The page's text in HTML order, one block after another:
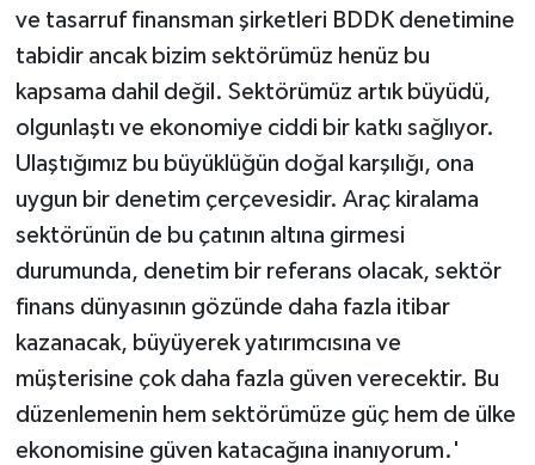
ve tasarruf finansman şirketleri BDDK denetimine
tabidir ancak bizim sektörümüz henüz bu
kapsama dahil değil. Sektörümüz artık büyüdü,
olgunlaştı ve ekonomiye ciddi bir katkı sağlıyor.
Ulaştığımız bu büyüklüğün doğal karşılığı, ona
uygun bir denetim çerçevesidir. Araç kiralama
sektörünün de bu çatının altına girmesi
durumunda, denetim bir referans olacak, sektör
finans dünyasının gözünde daha fazla itibar
kazanacak, büyüyerek yatırımcısına ve
müşterisine çok daha fazla güven verecektir. Bu
düzenlemenin hem sektörümüze güç hem de ülke
ekonomisine güven katacağına inanıyorum.'